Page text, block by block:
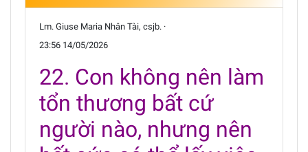
Lm. Giuse Maria Nhân Tài, csjb. ·
23:56 14/05/2026
22. Con không nên làm
tổn thương bất cứ
người nào, nhưng nên